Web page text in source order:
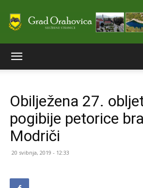
stranice
Obilježena 27.
pogibije petorice
Modriči
20 svibnja, 2019 - 12:33